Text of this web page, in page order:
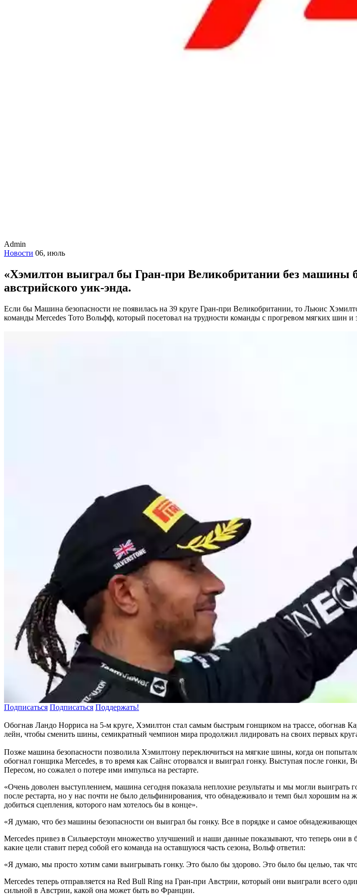
Admin
Новости 06, июль
«Хэмилтон выиграл бы Гран-при Великобритании без машины
австрийского уик-энда.
Если бы Машина безопасности не появилась на 39 круге Гран-при Великобритании, то Льюис
команды Mercedes Тото Вольфф, который посетовал на трудности команды с прогревом мягких шин
Подписаться Подписаться Поддержать!
Обогнав Ландо Норриса на 5-м круге, Хэмилтон стал самым быстрым гонщиком на трассе, обогнав
лейн, чтобы сменить шины, семикратный чемпион мира продолжил лидировать на своих первых
Позже машина безопасности позволила Хэмилтону переключиться на мягкие шины, когда он
обогнал гонщика Mercedes, в то время как Сайнс оторвался и выиграл гонку. Выступая после
Пересом, но сожалел о потере ими импульса на рестарте.
«Очень доволен выступлением, машина сегодня показала неплохие результаты и мы могли
после рестарта, но у нас почти не было дельфинирования, что обнадеживало и темп был хорошим
добиться сцепления, которого нам хотелось бы в конце».
«Я думаю, что без машины безопасности он выиграл бы гонку. Все в порядке и самое
Mercedes привез в Сильверстоун множество улучшений и наши данные показывают, что теперь они
какие цели ставит перед собой его команда на оставшуюся часть сезона, Вольф ответил:
«Я думаю, мы просто хотим сами выигрывать гонку. Это было бы здорово. Это было бы целью, так
Mercedes теперь отправляется на Red Bull Ring на Гран-при Австрии, который они выиграли всего
сильной в Австрии, какой она может быть во Франции.